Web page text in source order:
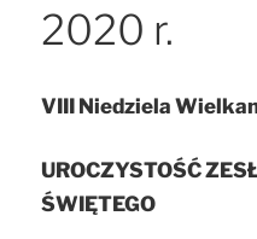
2020 r.
VIII Niedziela
UROCZYSTOŚĆ
ŚWIĘTEGO